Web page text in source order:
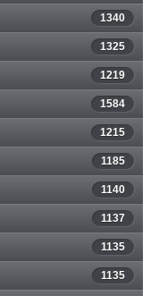
1340
1325
1219
1584
1215
1185
1140
1137
1135
1135